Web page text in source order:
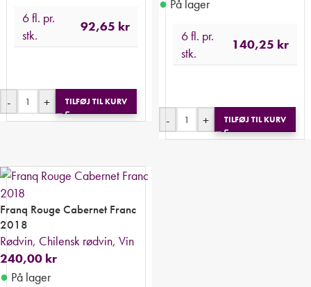
6 fl. pr.
stk.
92,65 kr
- + TILFØJ TIL KURV
På lager
6 fl. pr.
stk.
140,25 kr
- + TILFØJ TIL KURV
Franq Rouge Cabernet Franc
2018
Rødvin, Chilensk rødvin, Vin
240,00 kr
● På lager